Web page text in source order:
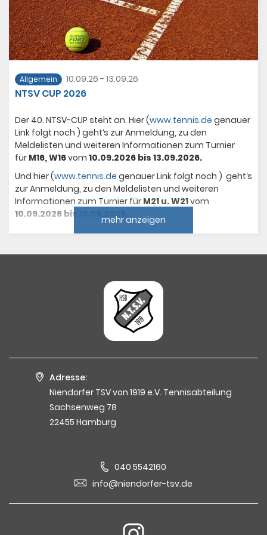
Allgemein 10.09.26 - 13.09.26
NTSV CUP 2026
Der 40. NTSV-CUP steht an. Hier (www.tennis.de genauer
Link folgt noch ) geht‘s zur Anmeldung, zu den
Meldelisten und weiteren Informationen zum Turnier
für M16, W16vom 10.09.2026 bis 13.09.2026.
Und hier (www.tennis.de genauer Link folgt noch ) geht‘s
zur Anmeldung, zu den Meldelisten und weiteren
Informationen zum Turnier für M21 u. W21vom
10.09.2026 bis 13.09.2026.mehr anzeigen
Adresse:
Niendorfer TSV von 1919 e.V. Tennisabteilung
Sachsenweg 78
22455 Hamburg
040 5542160
info@niendorfer-tsv.de